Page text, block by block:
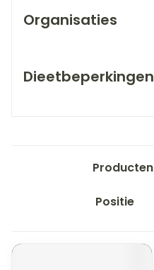
Organisaties
Dieetbeperkingen
Producten
Sorteer op: